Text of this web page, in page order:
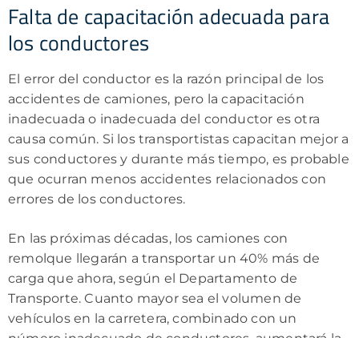
Falta de capacitación adecuada para
los conductores
El error del conductor es la razón principal de los
accidentes de camiones, pero la capacitación
inadecuada o inadecuada del conductor es otra
causa común. Si los transportistas capacitan mejor a
sus conductores y durante más tiempo, es probable
que ocurran menos accidentes relacionados con
errores de los conductores.
En las próximas décadas, los camiones con
remolque llegarán a transportar un 40% más de
carga que ahora, según el Departamento de
Transporte. Cuanto mayor sea el volumen de
vehículos en la carretera, combinado con un